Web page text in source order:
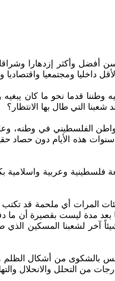
أفضل وأكثر إزدهارا
داخليا ومجتمعيا واقتصاديا
فيه وطننا قدما نحو ما كان
التي طال بها الانتظار؟
الفلسطيني في وطنه، وعلو
هذه الأيام دون حصاد
وضوحاً في ما رتبه من متغيرات وما سيترتب عليه من
المرات أي ملحمة قد
بعد مدة ليست بقصيرة أن
لشعبنا المسكين الذي
بالشكوى من أشكال الظلم
التحلل والانحلال